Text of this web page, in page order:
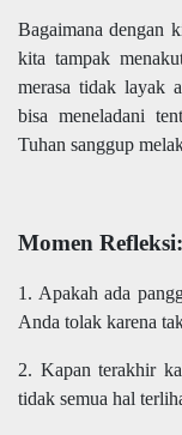
Bagaimana dengan
kita tampak
merasa tidak layak
bisa meneladani
Tuhan sanggup
Momen Refleksi:
1. Apakah ada
Anda tolak karena
2. Kapan terakhir
tidak semua hal